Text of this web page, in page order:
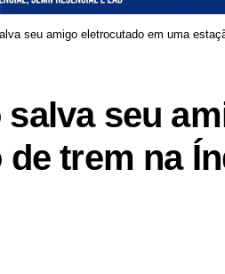
seu amigo eletrocutado em uma
salva seu
de trem na